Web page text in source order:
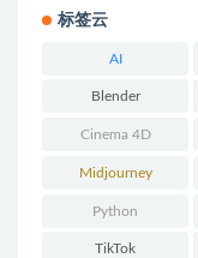
标签云
AI
Blender
Cinema 4D
Midjourney
Python
TikTok